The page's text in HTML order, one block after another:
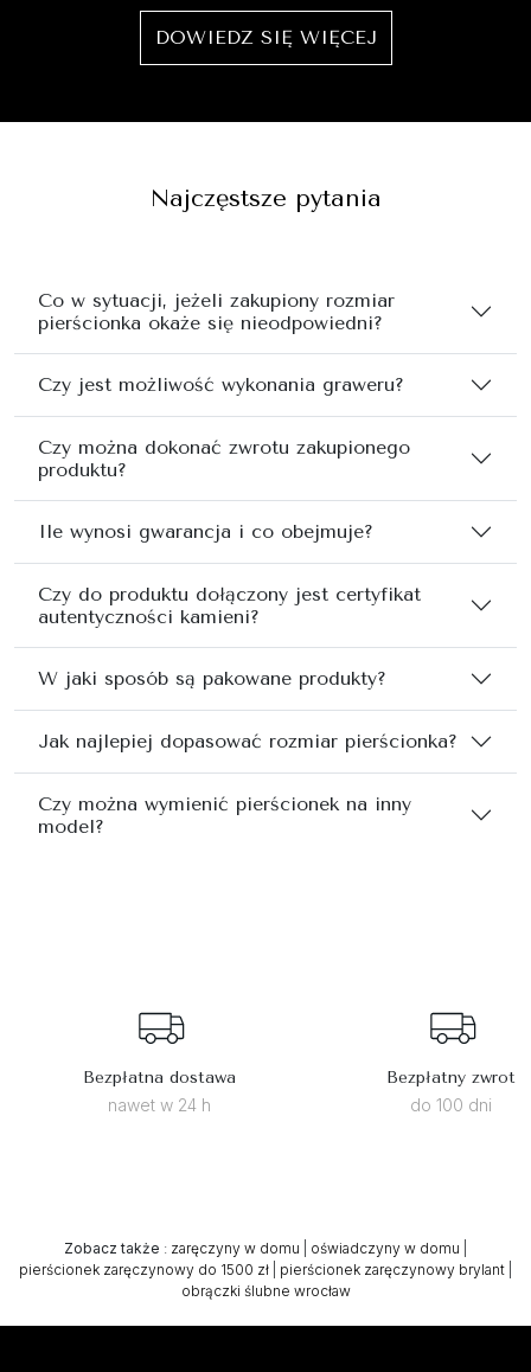
DOWIEDZ SIĘ WIĘCEJ
Najczęstsze pytania
Co w sytuacji, jeżeli zakupiony rozmiar
pierścionka okaże się nieodpowiedni?
Czy jest możliwość wykonania graweru?
Czy można dokonać zwrotu zakupionego
produktu?
Ile wynosi gwarancja i co obejmuje?
Czy do produktu dołączony jest certyfikat
autentyczności kamieni?
W jaki sposób są pakowane produkty?
Jak najlepiej dopasować rozmiar pierścionka?
Czy można wymienić pierścionek na inny
model?
Bezpłatna dostawa
nawet w 24 h
Bezpłatny zwrot
do 100 dni
Zobacz także : zaręczyny w domu oświadczyny w domu
pierścionek zaręczynowy do 1500 zł
pierścionek zaręczynowy brylant
obrączki ślubne wrocław